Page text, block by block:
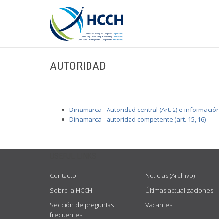
AUTORIDAD
Dinamarca - Autoridad central (Art. 2) e
Dinamarca - autoridad competente (art. 15, 16)
Contacto
Sobre la HCCH
Sección de preguntas
frecuentes
Noticias (Archivo)
Últimas actualizaciones
Vacantes